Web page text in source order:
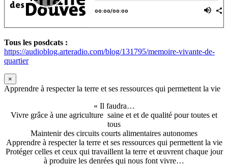
Tous les posdcats :
https://audioblog.arteradio.com/blog/131795/memoire-vivante-de-
quartier
×
Apprendre à respecter la terre et ses ressources qui permettent la vie
« Il faudra…
Vivre grâce à une agriculture saine et et de qualité pour toutes et
tous
Maintenir des circuits courts alimentaires autonomes
Apprendre à respecter la terre et ses ressources qui permettent la vie
Protéger celles et ceux qui travaillent la terre et œuvrent chaque jour
à produire les denrées qui nous font vivre…